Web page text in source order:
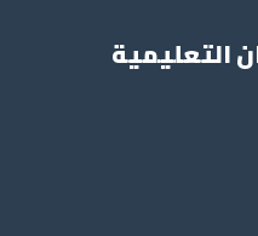
التعليمية